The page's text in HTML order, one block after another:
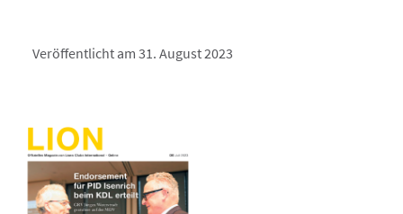
Veröffentlicht am 31. August 2023